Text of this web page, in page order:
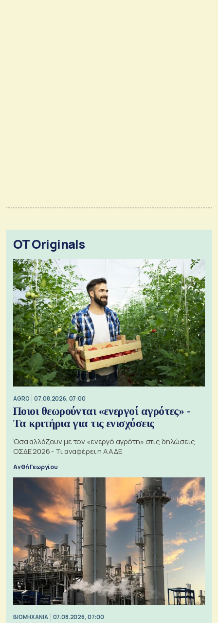
OT Originals
AGRO 07.08.2026, 07:00
Ποιοι θεωρούνται «ενεργοί αγρότες» -
Τα κριτήρια για τις ενισχύσεις
Όσα αλλάζουν με τον «ενεργό αγρότη» στις δηλώσεις
ΟΣΔΕ 2026 - Τι αναφέρει η ΑΑΔΕ
Ανθή Γεωργίου
ΒΙΟΜΗΧΑΝΙΑ 07.08.2026, 07:00